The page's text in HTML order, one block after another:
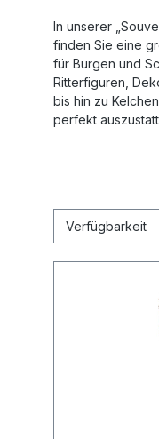
In unserer
finden Sie eine
für Burgen und
Ritterfiguren,
bis hin zu
perfekt